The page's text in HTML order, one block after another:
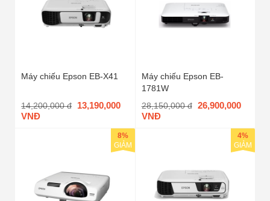
Máy chiếu Epson EB-X41
14,200,000 đ
13,190,000
VNĐ
Máy chiếu Epson EB-
1781W
28,150,000 đ 26,900,000
VNĐ
8%
GIẢM
4%
GIẢM